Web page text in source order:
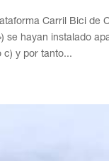
Carril Bici de
se hayan instalado
c) y por tanto...